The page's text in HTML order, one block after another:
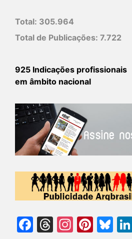
Total: 305.964
Total de Publicações: 7.722
925 Indicações profissionais
em âmbito nacional
Facebook
Threads